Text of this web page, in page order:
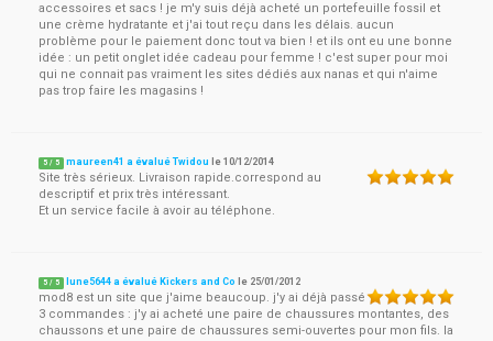
accessoires et sacs ! je m'y suis déjà acheté un portefeuille fossil et
une crème hydratante et j'ai tout reçu dans les délais. aucun
problème pour le paiement donc tout va bien ! et ils ont eu une bonne
idée : un petit onglet idée cadeau pour femme ! c'est super pour moi
qui ne connait pas vraiment les sites dédiés aux nanas et qui n'aime
pas trop faire les magasins !
5 / 5 maureen41 a évalué Twidou le10/12/2014
Site très sérieux. Livraison rapide.correspond au
descriptif et prix très intéressant.
Et un service facile à avoir au téléphone.
5 / 5 lune5644 a évalué Kickers and Co le 25/01/2012
mod8 est un site que j'aime beaucoup. j'y ai déjà passé
3 commandes : j'y ai acheté une paire de chaussures montantes, des
chaussons et une paire de chaussures semi-ouvertes pour mon fils. la